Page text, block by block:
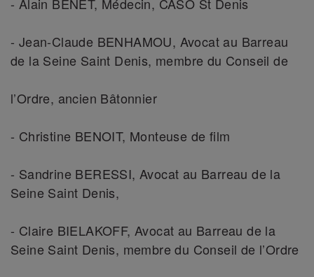
- Alain BENET, Médecin, CASO St Denis
- Jean-Claude BENHAMOU, Avocat au Barreau
de la Seine Saint Denis, membre du Conseil de
l’Ordre, ancien Bâtonnier
- Christine BENOIT, Monteuse de film
- Sandrine BERESSI, Avocat au Barreau de la
Seine Saint Denis,
- Claire BIELAKOFF, Avocat au Barreau de la
Seine Saint Denis, membre du Conseil de l’Ordre